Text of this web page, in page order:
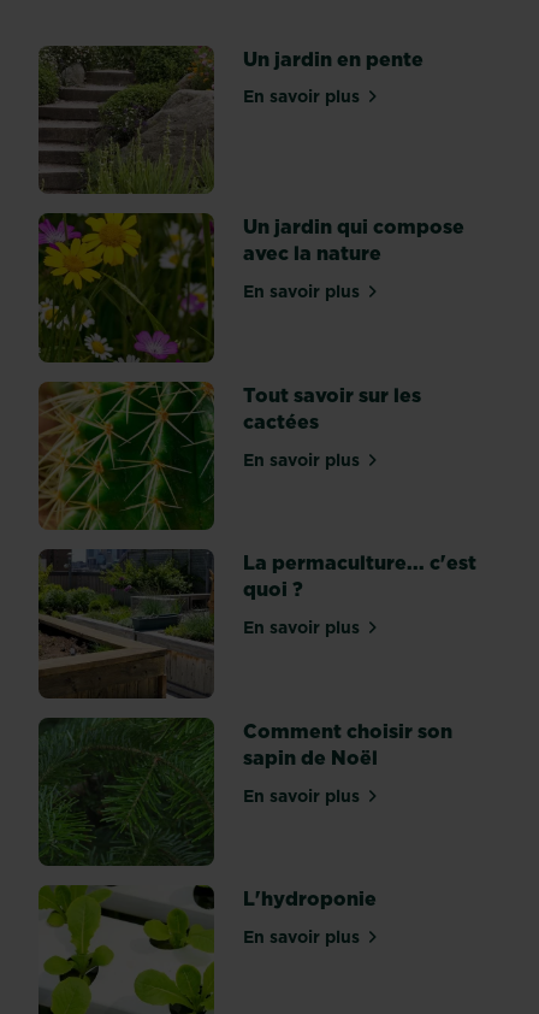
jardin
à
la
française
»,
dont
il
refuse
le
tracé
géométrique
et
les
perspectives
grandiloquentes,
le
jardin
à
l’anglaise
puise
son
inspiration
dans
le
romantisme
cher
à
Jean-
Jacques...
Un jardin en pente
En savoir plussur Un jardin en pente
Un jardin qui compose
avec la nature
En savoir plussur Un jardin qui
Tout savoir sur les
cactées
En savoir plussur Tout savoir sur les
La permaculture... c'est
quoi ?
En savoir plussur La permaculture...
Comment choisir son
sapin de Noël
En savoir plussur Comment choisir son
L'hydroponie
En savoir plussur L'hydroponie